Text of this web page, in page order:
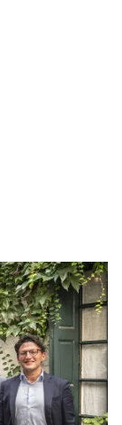
und
bietet
durch